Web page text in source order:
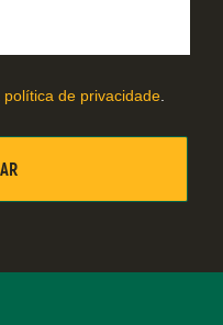
política de privacidade